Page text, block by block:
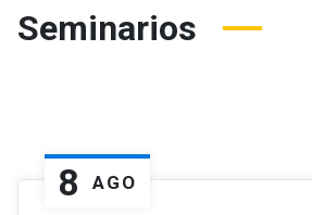
Seminarios
8 AGO